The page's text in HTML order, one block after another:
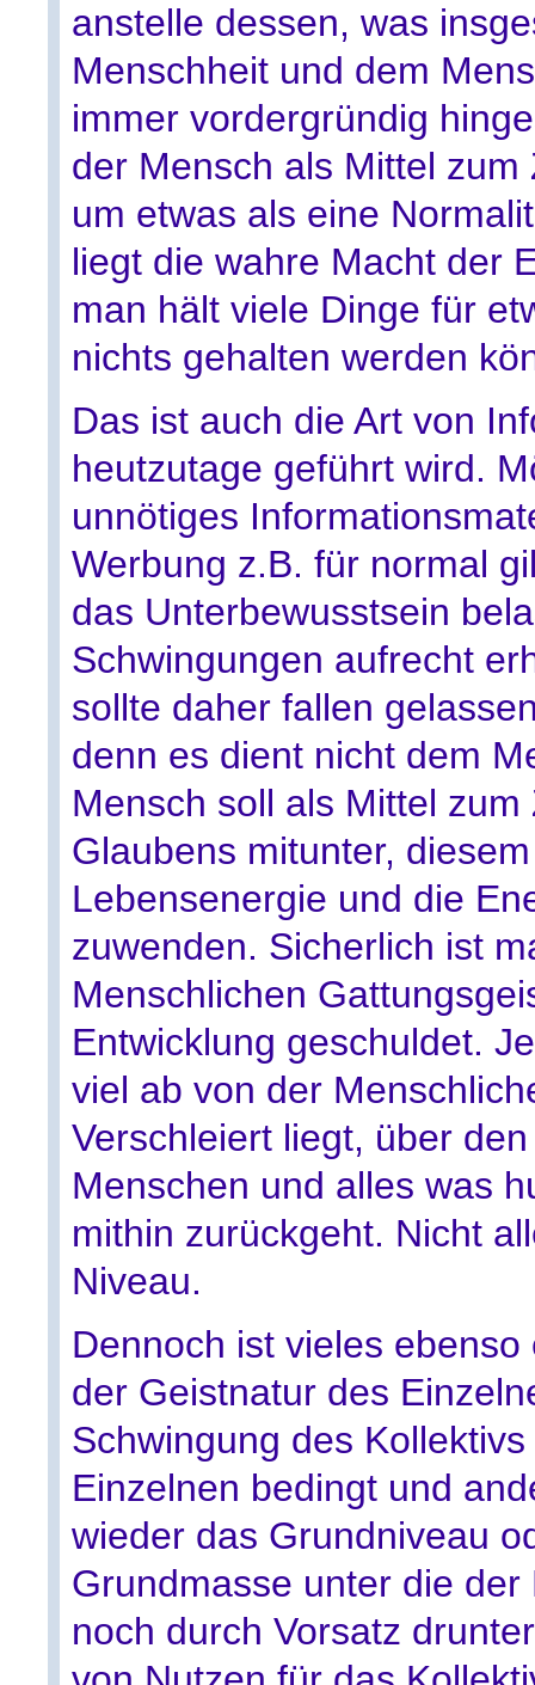
anstelle dessen, was
Menschheit und dem
immer vordergründig
der Mensch als Mittel
um etwas als eine
liegt die wahre Macht der
man hält viele Dinge für
nichts gehalten werden
Das ist auch die Art von
heutzutage geführt wird.
unnötiges
Werbung z.B. für normal
das Unterbewusstsein
Schwingungen aufrecht
sollte daher fallen
denn es dient nicht dem
Mensch soll als Mittel
Glaubens mitunter,
Lebensenergie und die
zuwenden. Sicherlich ist
Menschlichen
Entwicklung geschuldet.
viel ab von der
Verschleiert liegt, über
Menschen und alles was
mithin zurückgeht. Nicht
Niveau.
Dennoch ist vieles
der Geistnatur des
Schwingung des
Einzelnen bedingt und
wieder das Grundniveau
Grundmasse unter die
noch durch Vorsatz